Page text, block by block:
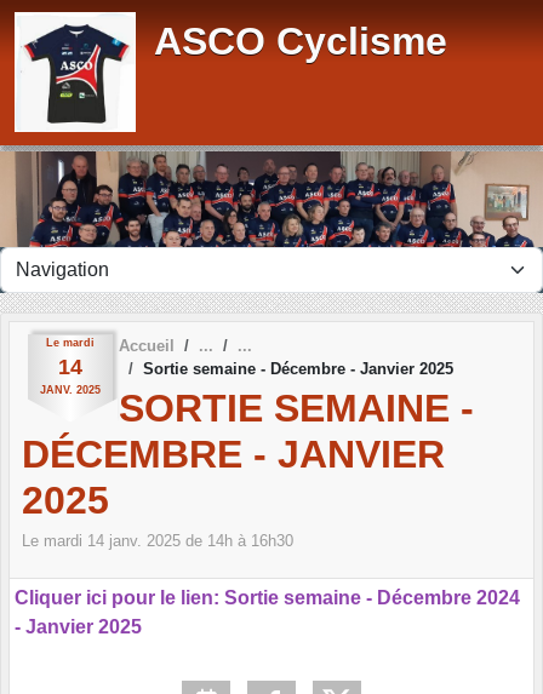
ASCO Cyclisme
Le mardi
14
JANV. 2025
Accueil
Sortie semaine - Décembre - Janvier 2025
SORTIE SEMAINE -
DÉCEMBRE - JANVIER
2025
Le mardi 14 janv. 2025 de 14h à 16h30
Cliquer ici pour le lien: Sortie semaine - Décembre 2024
- Janvier 2025
Panneau de gestion des cookies